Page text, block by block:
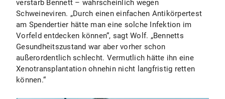
verstarb Bennett – wahrscheinlich wegen
Schweineviren. „Durch einen einfachen Antikörpertest
am Spendertier hätte man eine solche Infektion im
Vorfeld entdecken können“, sagt Wolf. „Bennetts
Gesundheitszustand war aber vorher schon
außerordentlich schlecht. Vermutlich hätte ihn eine
Xenotransplantation ohnehin nicht langfristig retten
können.“